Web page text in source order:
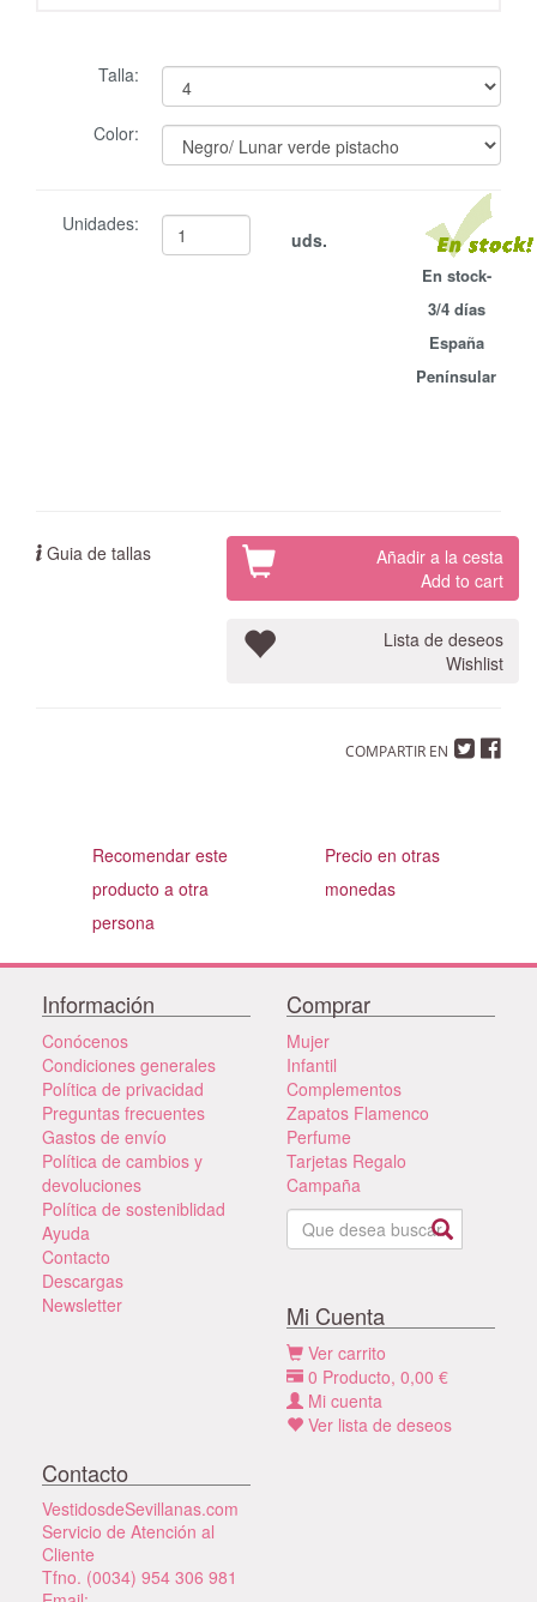
Talla:
Color:
Unidades:
uds.
En stock-
3/4 días
España
Penínsular
Guia de tallas
Añadir a la cesta
Add to cart
Lista de deseos
Wishlist
COMPARTIR EN
Recomendar este
producto a otra
persona
Precio en otras
monedas
Información
Conócenos
Condiciones generales
Política de privacidad
Preguntas frecuentes
Gastos de envío
Política de cambios y
devoluciones
Política de sosteniblidad
Ayuda
Contacto
Descargas
Newsletter
Comprar
Mujer
Infantil
Complementos
Zapatos Flamenco
Perfume
Tarjetas Regalo
Campaña
Mi Cuenta
Ver carrito
0 Producto, 0,00 €
Mi cuenta
Ver lista de deseos
Contacto
VestidosdeSevillanas.com
Servicio de Atención al
Cliente
Tfno. (0034) 954 306 981